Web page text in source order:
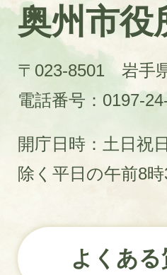
奥州市役
〒023-8501 岩手
電話番号：0197-
開庁日時：土日祝
除く平日の午前8
よくある